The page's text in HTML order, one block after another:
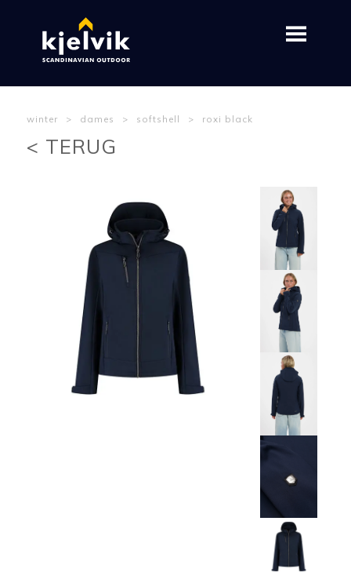
winter > dames > softshell > roxi black
< TERUG